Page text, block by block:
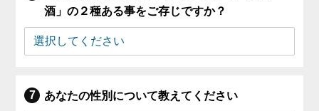
酒」の２種ある事をご存じですか？
あなたの性別について教えてください